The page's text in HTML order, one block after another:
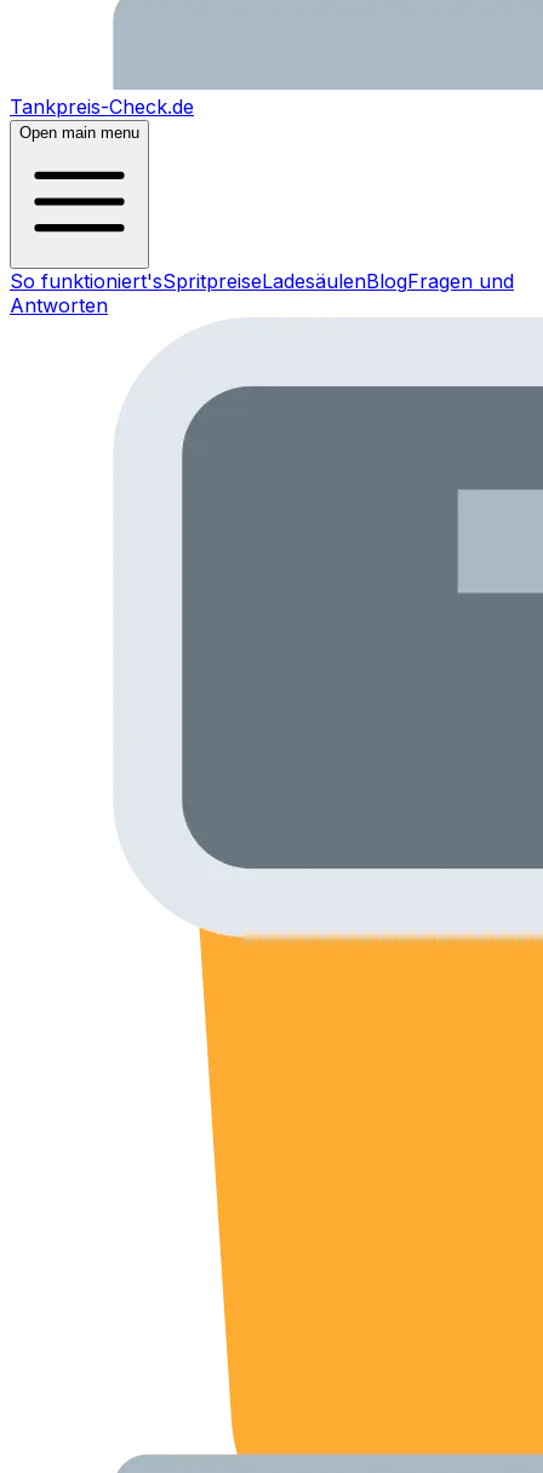
Tankpreis-Check.de
Open main menu
So funktioniert'sSpritpreiseLadesäulenBlogFragen und
Antworten